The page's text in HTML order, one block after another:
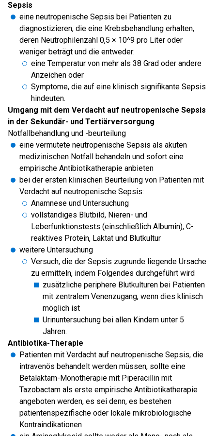
Sepsis
eine neutropenische Sepsis bei Patienten zu
diagnostizieren, die eine Krebsbehandlung erhalten,
deren Neutrophilenzahl 0,5 × 10^9 pro Liter oder
weniger beträgt und die entweder:
eine Temperatur von mehr als 38 Grad oder andere
Anzeichen oder
Symptome, die auf eine klinisch signifikante Sepsis
hindeuten.
Umgang mit dem Verdacht auf neutropenische Sepsis
in der Sekundär- und Tertiärversorgung
Notfallbehandlung und -beurteilung
eine vermutete neutropenische Sepsis als akuten
medizinischen Notfall behandeln und sofort eine
empirische Antibiotikatherapie anbieten
bei der ersten klinischen Beurteilung von Patienten mit
Verdacht auf neutropenische Sepsis:
Anamnese und Untersuchung
vollständiges Blutbild, Nieren- und
Leberfunktionstests (einschließlich Albumin), C-
reaktives Protein, Laktat und Blutkultur
weitere Untersuchung
Versuch, die der Sepsis zugrunde liegende Ursache
zu ermitteln, indem Folgendes durchgeführt wird
zusätzliche periphere Blutkulturen bei Patienten
mit zentralem Venenzugang, wenn dies klinisch
möglich ist
Urinuntersuchung bei allen Kindern unter 5
Jahren.
Antibiotika-Therapie
Patienten mit Verdacht auf neutropenische Sepsis, die
intravenös behandelt werden müssen, sollte eine
Betalaktam-Monotherapie mit Piperacillin mit
Tazobactam als erste empirische Antibiotikatherapie
angeboten werden, es sei denn, es bestehen
patientenspezifische oder lokale mikrobiologische
Kontraindikationen